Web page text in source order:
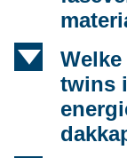
d
twins